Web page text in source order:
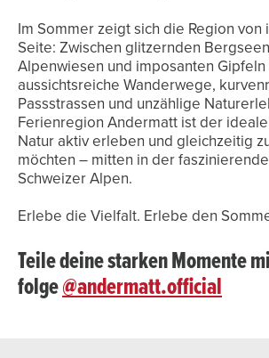
Im Sommer zeigt sich die Region von
Seite: Zwischen glitzernden
Alpenwiesen und imposanten Gipfeln
aussichtsreiche Wanderwege,
Passstrassen und unzählige
Ferienregion Andermatt ist der
Natur aktiv erleben und gleichzeitig
möchten – mitten in der
Schweizer Alpen.
Erlebe die Vielfalt. Erlebe den
Teile deine starken Momente
folge@andermatt.official